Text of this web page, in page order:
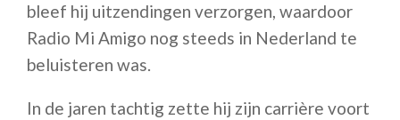
bleef hij uitzendingen verzorgen, waardoor
Radio Mi Amigo nog steeds in Nederland te
beluisteren was.
In de jaren tachtig zette hij zijn carrière voort